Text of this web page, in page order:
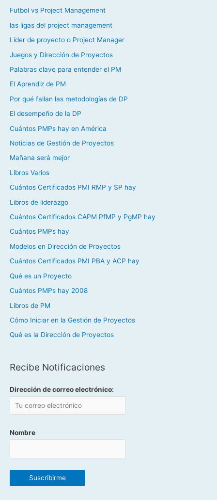
Futbol vs Project Management
las ligas del project management
Líder de proyecto o Project Manager
Juegos y Dirección de Proyectos
Palabras clave para entender el PM
El Aprendiz de PM
Por qué fallan las metodologías de DP
El desempeño de la DP
Cuántos PMPs hay en América
Noticias de Gestión de Proyectos
Mañana será mejor
Libros Varios
Cuántos Certificados PMI RMP y SP hay
Libros de liderazgo
Cuántos Certificados CAPM PfMP y PgMP hay
Cuántos PMPs hay
Modelos en Dirección de Proyectos
Cuántos Certificados PMI PBA y ACP hay
Qué es un Proyecto
Cuántos PMPs hay 2008
Libros de PM
Cómo Iniciar en la Gestión de Proyectos
Qué es la Dirección de Proyectos
Recibe Notificaciones
Dirección de correo electrónico:
Nombre